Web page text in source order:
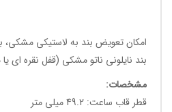
امکان تعویض بند به لاستیکی مشکی،
بند نایلونی ناتو مشکی (قفل نقره ای
مشخصات:
قطر قاب ساعت: 49.2 میلی متر